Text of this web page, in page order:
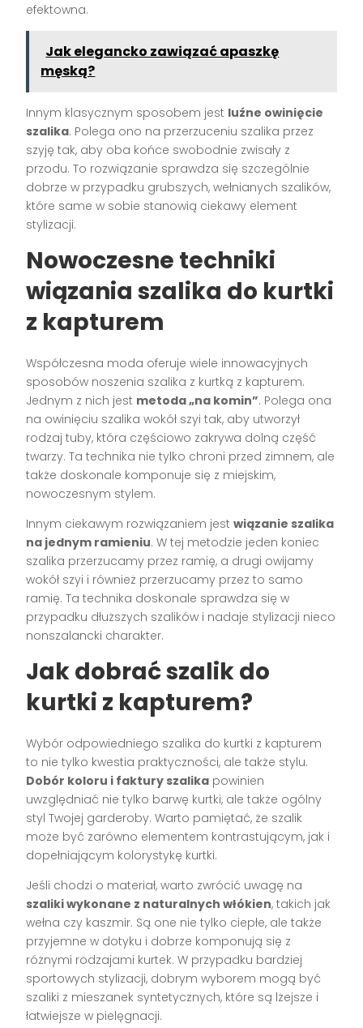
efektowna.
Jak elegancko zawiązać apaszkę
męską?
Innym klasycznym sposobem jest luźne owinięcie
szalika. Polega ono na przerzuceniu szalika przez
szyję tak, aby oba końce swobodnie zwisały z
przodu. To rozwiązanie sprawdza się szczególnie
dobrze w przypadku grubszych, wełnianych szalików,
które same w sobie stanowią ciekawy element
stylizacji.
Nowoczesne techniki
wiązania szalika do kurtki
z kapturem
Współczesna moda oferuje wiele innowacyjnych
sposobów noszenia szalika z kurtką z kapturem.
Jednym z nich jest metoda „na komin”. Polega ona
na owinięciu szalika wokół szyi tak, aby utworzył
rodzaj tuby, która częściowo zakrywa dolną część
twarzy. Ta technika nie tylko chroni przed zimnem, ale
także doskonale komponuje się z miejskim,
nowoczesnym stylem.
Innym ciekawym rozwiązaniem jestwiązanie szalika
na jednym ramieniu. W tej metodzie jeden koniec
szalika przerzucamy przez ramię, a drugi owijamy
wokół szyi i również przerzucamy przez to samo
ramię. Ta technika doskonale sprawdza się w
przypadku dłuższych szalików i nadaje stylizacji nieco
nonszalancki charakter.
Jak dobrać szalik do
kurtki z kapturem?
Wybór odpowiedniego szalika do kurtki z kapturem
to nie tylko kwestia praktyczności, ale także stylu.
Dobór koloru i faktury szalika powinien
uwzględniać nie tylko barwę kurtki, ale także ogólny
styl Twojej garderoby. Warto pamiętać, że szalik
może być zarówno elementem kontrastującym, jak i
dopełniającym kolorystykę kurtki.
Jeśli chodzi o materiał, warto zwrócić uwagę na
szaliki wykonane z naturalnych włókien, takich jak
wełna czy kaszmir. Są one nie tylko ciepłe, ale także
przyjemne w dotyku i dobrze komponują się z
różnymi rodzajami kurtek. W przypadku bardziej
sportowych stylizacji, dobrym wyborem mogą być
szaliki z mieszanek syntetycznych, które są lżejsze i
łatwiejsze w pielęgnacji.